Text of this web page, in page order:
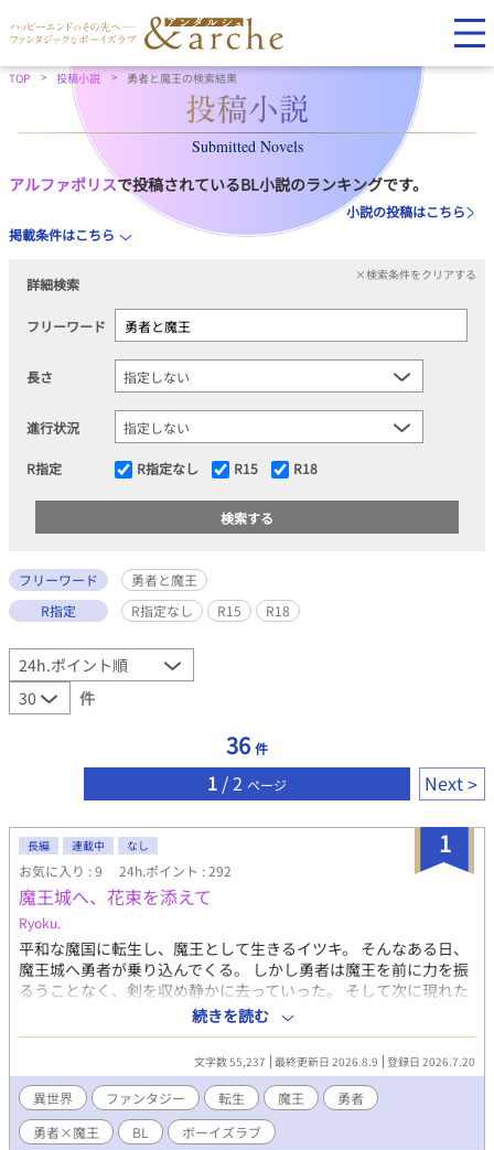
TOP 投稿小説 勇者と魔王の検索結果
Submitted Novels
アルファポリスで投稿されているBL小説のランキングです。
小説の投稿はこちら
掲載条件はこちら
詳細検索
×検索条件をクリアする
フリーワード
長さ
進行状況
R指定 R指定なし R15 R18
フリーワード
勇者と魔王
R指定
R指定なし R15 R18
件
36 件
1 / 2 ページ Next
1
長編 連載中 なし
お気に入り : 9 24h.ポイント : 292
魔王城へ、花束を添えて
Ryoku.
平和な魔国に転生し、魔王として生きるイツキ。 そんなある日、
魔王城へ勇者が乗り込んでくる。 しかし勇者は魔王を前に力を振
るうことなく、剣を収め静かに去っていった。 そして次に現れた
とき、彼が差し出したのは一輪の花だった。 そこから、二人の奇
妙な関係が始まる。 何も語らず、ただ花を差し出す勇者。 困惑し
ながらも、その行動を拒めない魔王。 敵であるはずの勇者と魔
王。 本来交わるはずのない二人の関係は、いつまでも続けられる
ものではなかった。
続きを読む
文字数 55,237 最終更新日 2026.8.9 登録日 2026.7.20
異世界 ファンタジー 転生 魔王
勇者
勇者×魔王
BL ボーイズラブ